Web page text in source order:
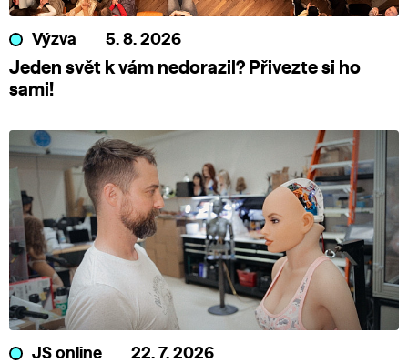
Výzva 5. 8. 2026
Jeden svět k vám nedorazil? Přivezte si ho
sami!
JS online 22. 7. 2026